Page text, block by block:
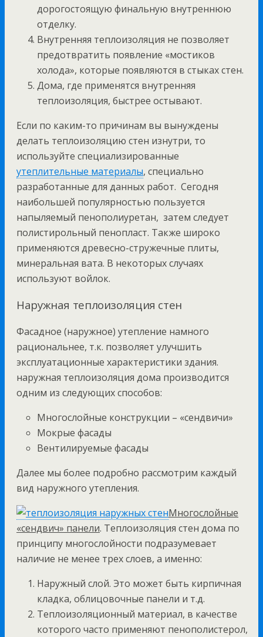
дорогостоящую финальную внутреннюю
отделку.
Внутренняя теплоизоляция не позволяет
предотвратить появление «мостиков
холода», которые появляются в стыках стен.
Дома, где применятся внутренняя
теплоизоляция, быстрее остывают.
Если по каким-то причинам вы вынуждены
делать теплоизоляцию стен изнутри, то
используйте специализированные
утеплительные материалы, специально
разработанные для данных работ. Сегодня
наибольшей популярностью пользуется
напыляемый пенополиуретан, затем следует
полистирольный пенопласт. Также широко
применяются древесно-стружечные плиты,
минеральная вата. В некоторых случаях
используют войлок.
Наружная теплоизоляция стен
Фасадное (наружное) утепление намного
рациональнее, т.к. позволяет улучшить
эксплуатационные характеристики здания.
наружная теплоизоляция дома производится
одним из следующих способов:
Многослойные конструкции – «сендвичи»
Мокрые фасады
Вентилируемые фасады
Далее мы более подробно рассмотрим каждый
вид наружного утепления.
Многослойные
«сендвич» панели. Теплоизоляция стен дома по
принципу многослойности подразумевает
наличие не менее трех слоев, а именно:
Наружный слой. Это может быть кирпичная
кладка, облицовочные панели и т.д.
Теплоизоляционный материал, в качестве
которого часто применяют пенополистерол,